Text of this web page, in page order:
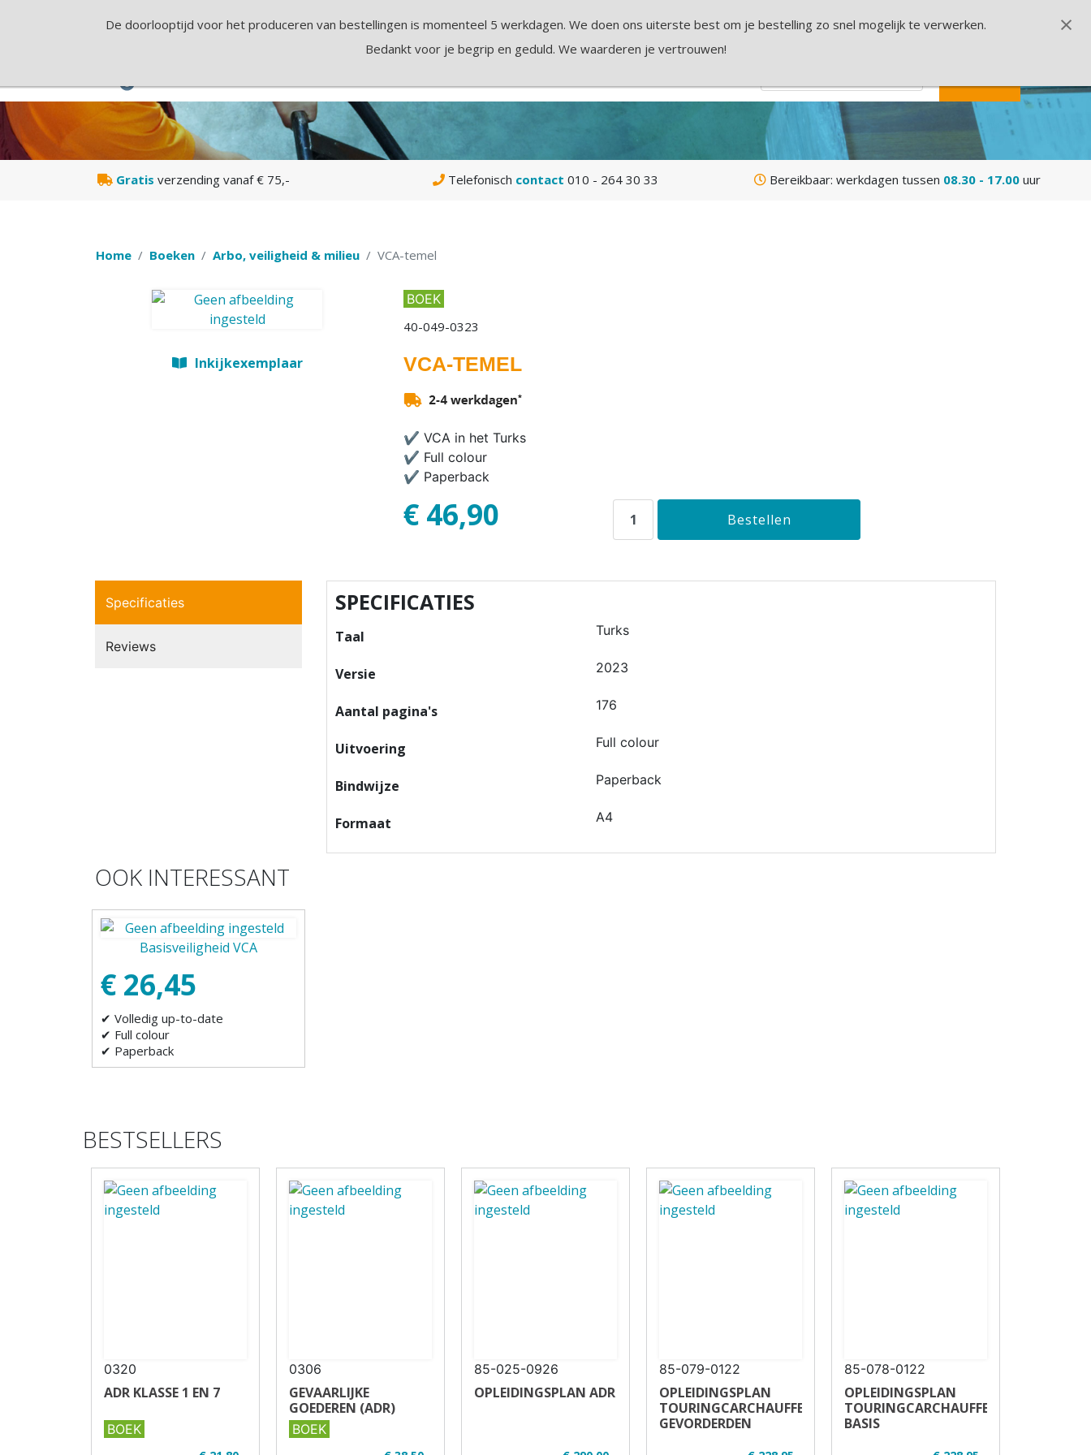
Gratis verzending vanaf € 75,- Telefonisch contact 010 - 264 30 33 Bereikbaar: werkdagen tussen 08.30 - 17.00uur
Home Boeken Arbo, veiligheid & milieu VCA-temel
Inkijkexemplaar
40-049-0323
VCA-TEMEL
✔ VCA in het Turks
✔ Full colour
✔ Paperback
€ 46,90
BOEK
Specificaties
Reviews
SPECIFICATIES
Taal Turks
Versie 2023
Aantal pagina's 176
Uitvoering Full colour
Bindwijze Paperback
Formaat A4
OOK INTERESSANT
Basisveiligheid VCA
€ 26,45
✔ Volledig up-to-date
✔ Full colour
✔ Paperback
BESTSELLERS
0320
ADR KLASSE 1 EN 7
BOEK
0306
GEVAARLIJKE
GOEDEREN (ADR)
BOEK
85-025-0926
OPLEIDINGSPLAN ADR
85-079-0122
OPLEIDINGSPLAN
TOURINGCARCHAUFFEUR
GEVORDERDEN
85-078-0122
OPLEIDINGSPLAN
TOURINGCARCHAUFFEUR
BASIS
×
De doorlooptijd voor het produceren van bestellingen is momenteel 5 werkdagen. We doen ons uiterste best om je bestelling zo snel mogelijk te verwerken.
Bedankt voor je begrip en geduld. We waarderen je vertrouwen!